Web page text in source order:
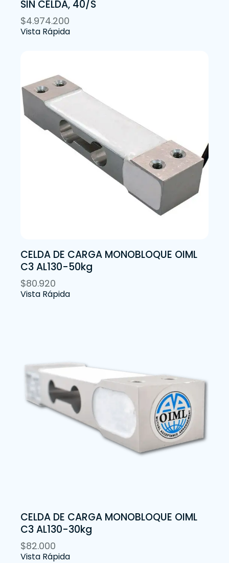
SIN CELDA, 40/S
$4.974.200
Vista Rápida
CELDA DE CARGA MONOBLOQUE OIML
C3 AL130-50kg
$80.920
Vista Rápida
CELDA DE CARGA MONOBLOQUE OIML
C3 AL130-30kg
$82.000
Vista Rápida